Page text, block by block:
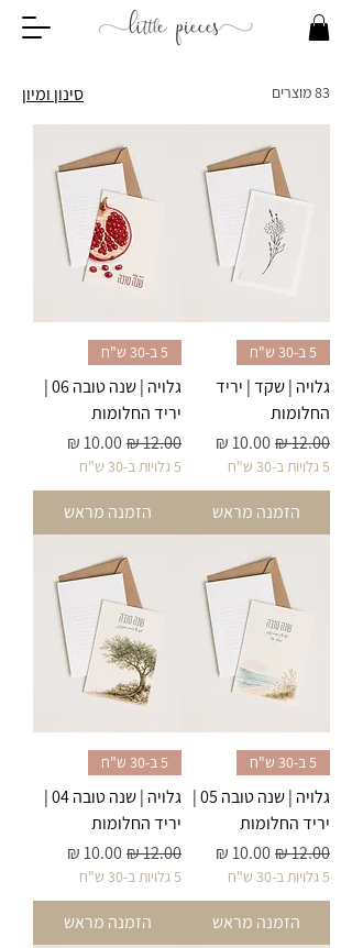
83 מוצרים סינון ומיון
5 ב-30 ש"ח
גלויה | שקד | יריד
החלומות
מחיר רגילמחיר מבצע
5 גלויות ב-30 ש"ח
הזמנה מראש
5 ב-30 ש"ח
גלויה | שנה טובה 06 |
יריד החלומות
מחיר רגילמחיר מבצע
5 גלויות ב-30 ש"ח
הזמנה מראש
5 ב-30 ש"ח
גלויה | שנה טובה 05 |
יריד החלומות
מחיר רגילמחיר מבצע
5 גלויות ב-30 ש"ח
הזמנה מראש
5 ב-30 ש"ח
גלויה | שנה טובה 04 |
יריד החלומות
מחיר רגילמחיר מבצע
5 גלויות ב-30 ש"ח
הזמנה מראש